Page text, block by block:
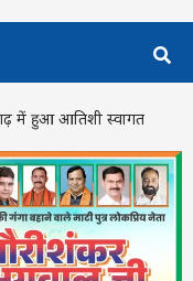
में हुआ आतिशी स्वागत